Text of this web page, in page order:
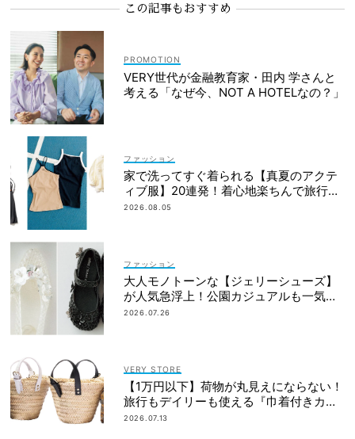
この記事もおすすめ
VERY世代が金融教育家・田内 学さんと
考える「なぜ今、NOT A HOTELなの？」
ファッション
家で洗ってすぐ着られる【真夏のアクテ
ィブ服】20連発！着心地楽ちんで旅行・
帰省にも◎
2026.08.05
ファッション
大人モノトーンな【ジェリーシューズ】
が人気急浮上！公園カジュアルも一気に
華やぐ
2026.07.26
VERY STORE
【1万円以下】荷物が丸見えにならない！
旅行もデイリーも使える『巾着付きカゴ
バッグ』
2026.07.13